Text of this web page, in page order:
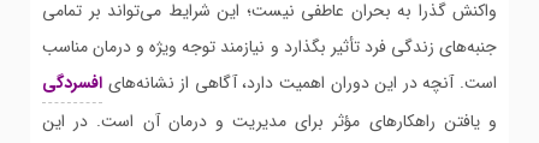
واکنش گذرا به بحران عاطفی نیست؛ این شرایط می‌تواند بر تمامی
جنبه‌های زندگی فرد تأثیر بگذارد و نیازمند توجه ویژه و درمان مناسب
است. آنچه در این دوران اهمیت دارد، آگاهی از نشانه‌های افسردگی
و یافتن راهکارهای مؤثر برای مدیریت و درمان آن است. در این